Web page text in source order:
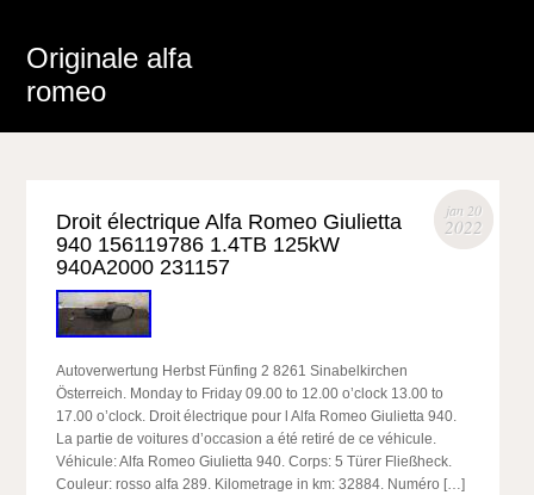
Originale alfa
romeo
jan 20
2022
Droit électrique Alfa Romeo Giulietta
940 156119786 1.4TB 125kW
940A2000 231157
Autoverwertung Herbst Fünfing 2 8261 Sinabelkirchen
Österreich. Monday to Friday 09.00 to 12.00 o’clock 13.00 to
17.00 o’clock. Droit électrique pour l Alfa Romeo Giulietta 940.
La partie de voitures d’occasion a été retiré de ce véhicule.
Véhicule: Alfa Romeo Giulietta 940. Corps: 5 Türer Fließheck.
Couleur: rosso alfa 289. Kilometrage in km: 32884. Numéro […]